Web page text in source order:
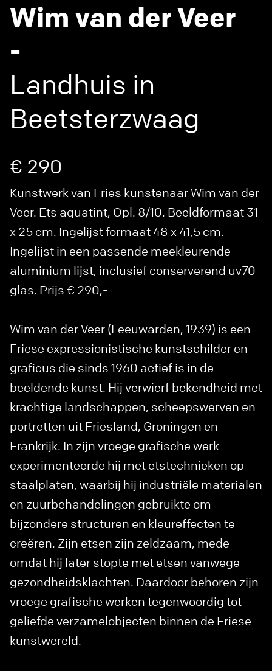
Wim van der Veer
-
Landhuis in
Beetsterzwaag
€ 290
Kunstwerk van Fries kunstenaar Wim van der
Veer. Ets aquatint, Opl. 8/10. Beeldformaat 31
x 25 cm. Ingelijst formaat 48 x 41,5 cm.
Ingelijst in een passende meekleurende
aluminium lijst, inclusief conserverend uv70
glas. Prijs € 290,-
Wim van der Veer (Leeuwarden, 1939) is een
Friese expressionistische kunstschilder en
graficus die sinds 1960 actief is in de
beeldende kunst. Hij verwierf bekendheid met
krachtige landschappen, scheepswerven en
portretten uit Friesland, Groningen en
Frankrijk. In zijn vroege grafische werk
experimenteerde hij met etstechnieken op
staalplaten, waarbij hij industriële materialen
en zuurbehandelingen gebruikte om
bijzondere structuren en kleureffecten te
creëren. Zijn etsen zijn zeldzaam, mede
omdat hij later stopte met etsen vanwege
gezondheidsklachten. Daardoor behoren zijn
vroege grafische werken tegenwoordig tot
geliefde verzamelobjecten binnen de Friese
kunstwereld.